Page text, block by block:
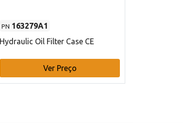
PN 163279A1
Hydraulic Oil Filter Case CE
Ver Preço